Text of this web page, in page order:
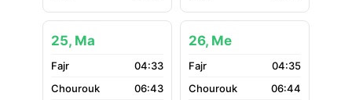
25, Ma
04:33
06:43
26, Me
04:35
06:44